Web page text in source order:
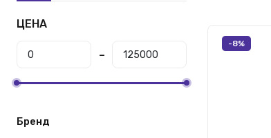
ЦЕНА
Бренд
-8%